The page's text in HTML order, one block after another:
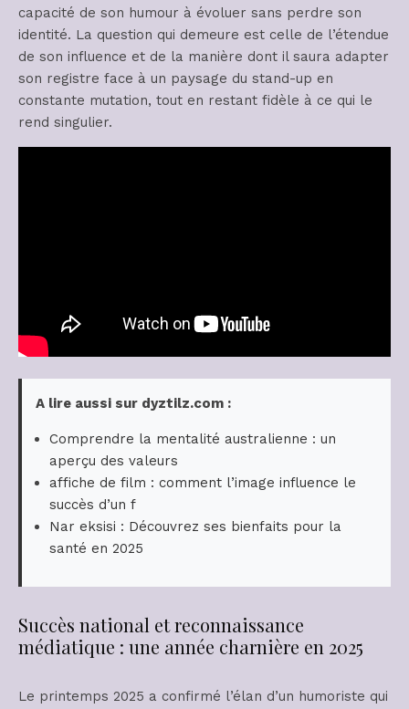
capacité de son humour à évoluer sans perdre son
identité. La question qui demeure est celle de l’étendue
de son influence et de la manière dont il saura adapter
son registre face à un paysage du stand-up en
constante mutation, tout en restant fidèle à ce qui le
rend singulier.
A lire aussi sur dyztilz.com :
Comprendre la mentalité australienne : un
aperçu des valeurs
affiche de film : comment l’image influence le
succès d’un f
Nar eksisi : Découvrez ses bienfaits pour la
santé en 2025
Succès national et reconnaissance
médiatique : une année charnière en 2025
Le printemps 2025 a confirmé l’élan d’un humoriste qui